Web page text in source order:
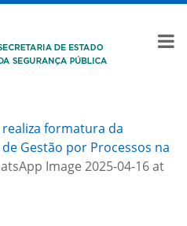
realiza formatura da
Gestão por Processos na
Image 2025-04-16 at